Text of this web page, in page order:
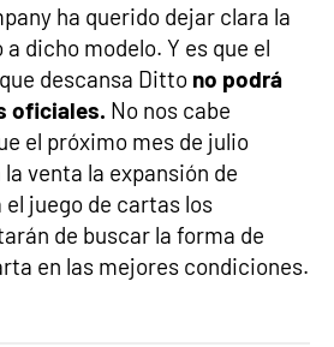
ha querido dejar clara la
dicho modelo. Y es que el
descansa Ditto no podrá
oficiales. No nos cabe
el próximo mes de julio
venta la expansión de
el juego de cartas los
de buscar la forma de
en las mejores condiciones.